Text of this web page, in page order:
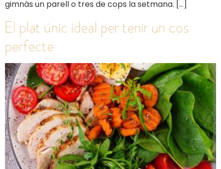
gimnàs un parell o tres de cops la setmana. […]
El plat únic ideal per tenir un cos
perfecte